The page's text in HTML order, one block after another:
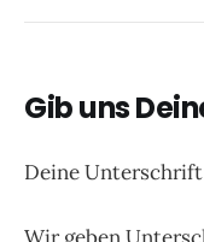
Gib uns
Deine